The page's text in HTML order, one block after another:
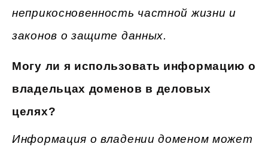
неприкосновенность частной жизни и
законов о защите данных.
Могу ли я использовать информацию о
владельцах доменов в деловых
целях?
Информация о владении доменом может